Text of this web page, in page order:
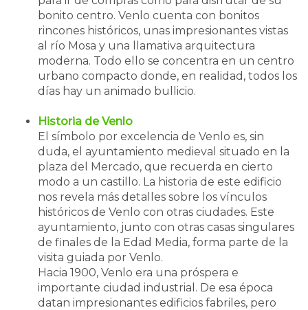
bonito centro. Venlo cuenta con bonitos
rincones históricos, unas impresionantes vistas
al río Mosa y una llamativa arquitectura
moderna. Todo ello se concentra en un centro
urbano compacto donde, en realidad, todos los
días hay un animado bullicio.
Historia de Venlo
El símbolo por excelencia de Venlo es, sin
duda, el ayuntamiento medieval situado en la
plaza del Mercado, que recuerda en cierto
modo a un castillo. La historia de este edificio
nos revela más detalles sobre los vínculos
históricos de Venlo con otras ciudades. Este
ayuntamiento, junto con otras casas singulares
de finales de la Edad Media, forma parte de la
visita guiada por Venlo.
Hacia 1900, Venlo era una próspera e
importante ciudad industrial. De esa época
datan impresionantes edificios fabriles, pero